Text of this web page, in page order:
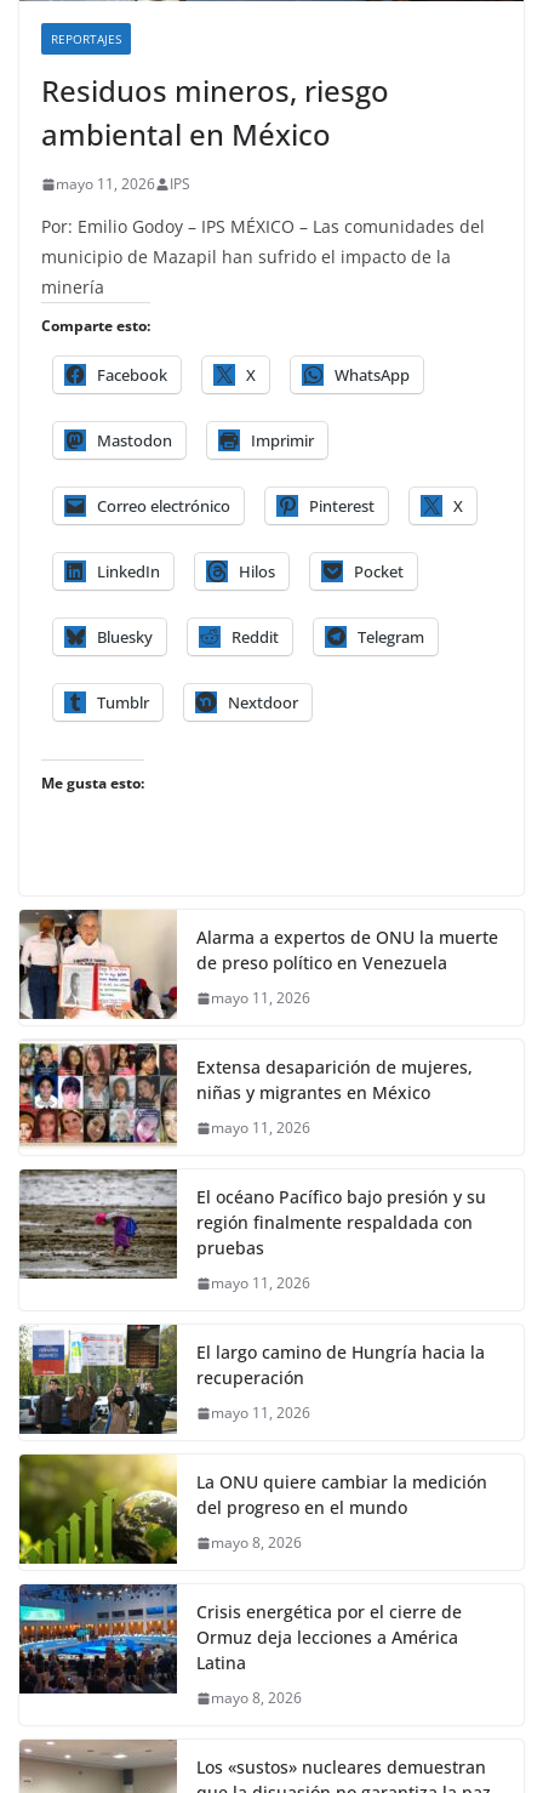
REPORTAJES
Residuos mineros, riesgo
ambiental en México
mayo 11, 2026 IPS
Por: Emilio Godoy – IPS MÉXICO – Las comunidades del
municipio de Mazapil han sufrido el impacto de la
minería
Comparte esto:
Facebook X WhatsApp
Mastodon Imprimir
Correo electrónico Pinterest X
LinkedIn Hilos Pocket
Bluesky Reddit Telegram
Tumblr Nextdoor
Me gusta esto:
Alarma a expertos de ONU la muerte
de preso político en Venezuela
mayo 11, 2026
Extensa desaparición de mujeres,
niñas y migrantes en México
mayo 11, 2026
El océano Pacífico bajo presión y su
región finalmente respaldada con
pruebas
mayo 11, 2026
El largo camino de Hungría hacia la
recuperación
mayo 11, 2026
La ONU quiere cambiar la medición
del progreso en el mundo
mayo 8, 2026
Crisis energética por el cierre de
Ormuz deja lecciones a América
Latina
mayo 8, 2026
Los «sustos» nucleares demuestran